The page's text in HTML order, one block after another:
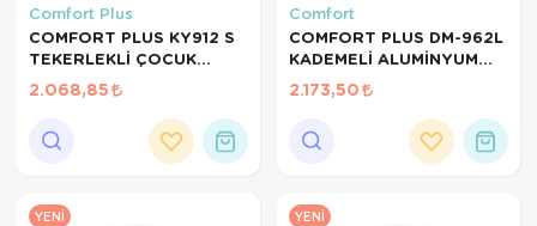
Comfort Plus
COMFORT PLUS KY912 S
TEKERLEKLİ ÇOCUK
WALKER
2.068,85
Comfort
COMFORT PLUS DM-962L
KADEMELİ ALUMİNYUM
WALKER(202512)
2.173,50
YENI
YENI